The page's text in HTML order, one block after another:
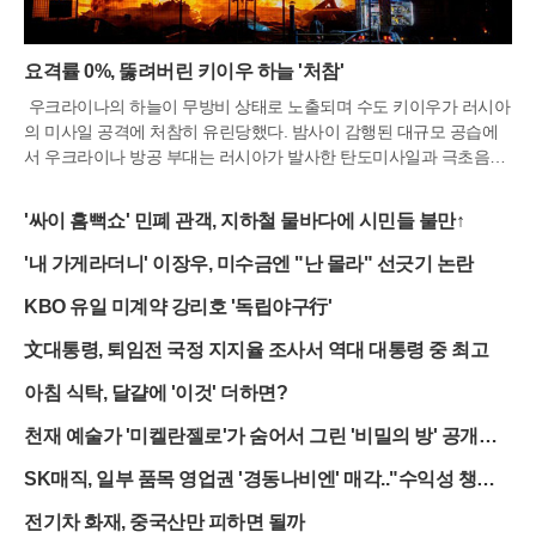
요격률 0%, 뚫려버린 키이우 하늘 '처참'
우크라이나의 하늘이 무방비 상태로 노출되며 수도 키이우가 러시아
의 미사일 공격에 처참히 유린당했다. 밤사이 감행된 대규모 공습에
서 우크라이나 방공 부대는 러시아가 발사한 탄도미사일과 극초음속
보여주는 뼈아픈 결과다. 불과 며칠 전까지만 해도 간신히 방어선을
유지하던 우크라이나의 방패가 사실상 깨진 것이나 다름없다는 분석
론 100여 대와 함께 지르콘 극초음속 미사일 등 정밀 타격 무기를 동
잃었다. 특히 브로바리 지역의 철도역에서는 열차 지연으로 승강장에
머물던 무고한 시민들이 미사일 파편과 폭발에 노출되어 참변을 당했
다. 방공망이 제 역할을 하지 못하면서 평범한 일상을 보내던 민간인
들이 고스란히 테러의 표적이 된 셈이다.볼로디미르 젤렌스키 대통령
맹국들을 향해 절규 섞인 비판을 쏟아냈다. 그는 요격 체계만 제대로
지연이 곧 우크라이나 국민의 죽음으로 직결되고 있음을 경고했다.
'싸이 흠뻑쇼' 민폐 관객, 지하철 물바다에 시민들 불만↑
'내 가게라더니' 이장우, 미수금엔 "난 몰라" 선긋기 논란
KBO 유일 미계약 강리호 '독립야구行'
文대통령, 퇴임전 국정 지지율 조사서 역대 대통령 중 최고
아침 식탁, 달걀에 '이것' 더하면?
천재 예술가 '미켈란젤로'가 숨어서 그린 '비밀의 방' 공개됐
SK매직, 일부 품목 영업권 '경동나비엔' 매각.."수익성 챙긴
전기차 화재, 중국산만 피하면 될까